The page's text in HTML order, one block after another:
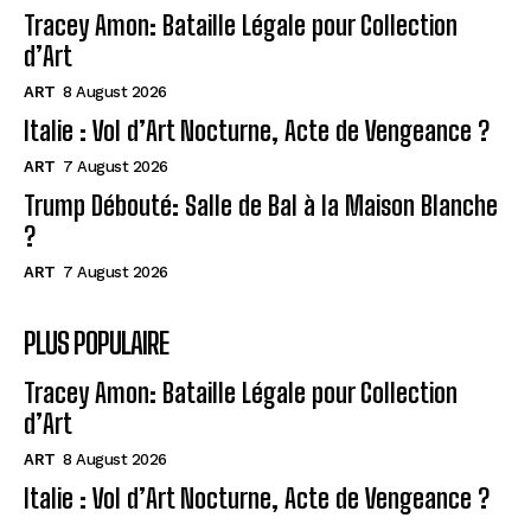
Tracey Amon: Bataille Légale pour Collection
d’Art
ART 8 August 2026
Italie : Vol d’Art Nocturne, Acte de Vengeance ?
ART 7 August 2026
Trump Débouté: Salle de Bal à la Maison Blanche
?
ART 7 August 2026
PLUS POPULAIRE
Tracey Amon: Bataille Légale pour Collection
d’Art
ART 8 August 2026
Italie : Vol d’Art Nocturne, Acte de Vengeance ?